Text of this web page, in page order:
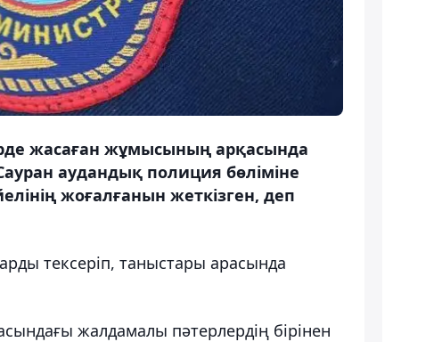
жасаған жұмысының арқасында
аудандық полиция бөліміне
жоғалғанын жеткізген, деп
тексеріп, таныстары арасында
жалдамалы пәтерлердің бірінен